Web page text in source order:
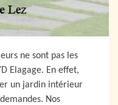
ne sont pas les
Elagage. En effet,
un jardin intérieur
Nos